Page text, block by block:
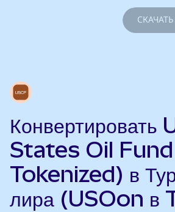
СКАЧАТЬ
Конвертировать
States Oil
Tokenized) в
лира (USOon в